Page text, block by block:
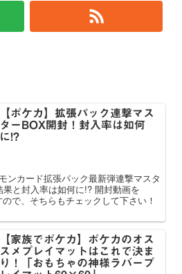
【ポケカ】拡張パック連撃マス
ターBOX開封！封入率は如何
に!?
ンカード拡張パック最新弾連撃マスタ
と封入率は如何に!? 開封動画を
で、そちらもチェックして下さい！
【家族でポケカ】ポケカのオス
スメプレイマットはこれで決ま
り！「おもちゃの神様ラバープ